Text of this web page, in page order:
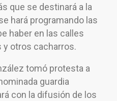
que se destinará a la
hará programando las
haber en las calles
otros cacharros.
tomó protesta a
guardia
con la difusión de los